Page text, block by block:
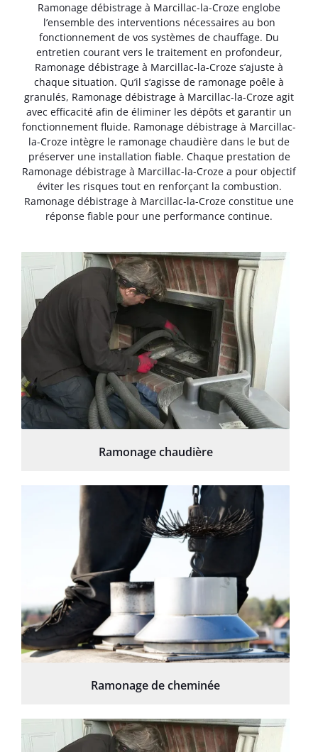
Ramonage débistrage à Marcillac-la-Croze englobe
l’ensemble des interventions nécessaires au bon
fonctionnement de vos systèmes de chauffage. Du
entretien courant vers le traitement en profondeur,
Ramonage débistrage à Marcillac-la-Croze s’ajuste à
chaque situation. Qu’il s’agisse de ramonage poêle à
granulés, Ramonage débistrage à Marcillac-la-Croze agit
avec efficacité afin de éliminer les dépôts et garantir un
fonctionnement fluide. Ramonage débistrage à Marcillac-
la-Croze intègre le ramonage chaudière dans le but de
préserver une installation fiable. Chaque prestation de
Ramonage débistrage à Marcillac-la-Croze a pour objectif
éviter les risques tout en renforçant la combustion.
Ramonage débistrage à Marcillac-la-Croze constitue une
réponse fiable pour une performance continue.
Ramonage chaudière
Ramonage de cheminée